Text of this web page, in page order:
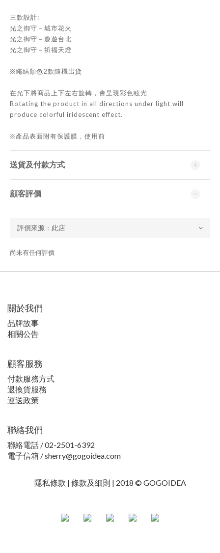
三款設計:
光之御守－城市花火
光之御守－趣遊台北
光之御守－祈福天燈
※繩結顏色2款隨機出貨
在光下將商品上下左右旋轉，會呈現彩色眩光
Rotating the product in all directions under light will
produce colorful iridescent effect.
※產品表面附有保護膜，使用前
送貨及付款方式
顧客評價
尚未有任何評價
關於我們
品牌故事
相關公告
顧客服務
付款服務方式
退換貨服務
運送政策
聯絡我們
聯絡電話 / 02-2501-6392
電子信箱 / sherry@gogoidea.com
隱私條款 | 條款及細則 | 2018 © GOGOIDEA